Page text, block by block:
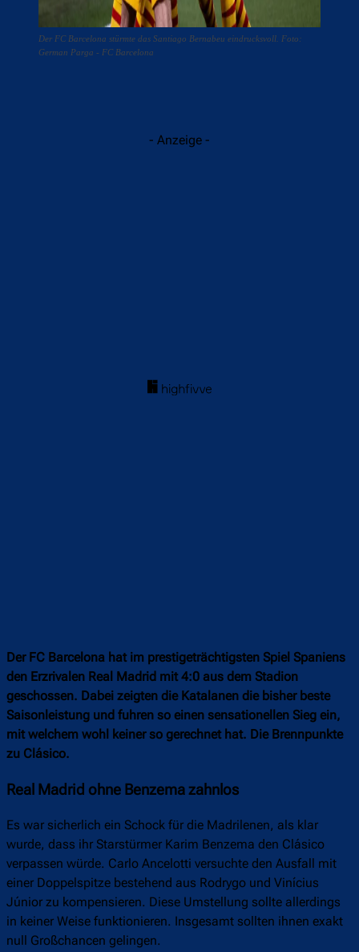
Der FC Barcelona stürmte das Santiago Bernabeu eindrucksvoll. Foto:
German Parga - FC Barcelona
- Anzeige -
Der FC Barcelona hat im prestigeträchtigsten Spiel Spaniens
den Erzrivalen Real Madrid mit 4:0 aus dem Stadion
geschossen. Dabei zeigten die Katalanen die bisher beste
Saisonleistung und fuhren so einen sensationellen Sieg ein,
mit welchem wohl keiner so gerechnet hat. Die Brennpunkte
zu Clásico.
Real Madrid ohne Benzema zahnlos
Es war sicherlich ein Schock für die Madrilenen, als klar
wurde, dass ihr Starstürmer Karim Benzema den Clásico
verpassen würde. Carlo Ancelotti versuchte den Ausfall mit
einer Doppelspitze bestehend aus Rodrygo und Vinícius
Júnior zu kompensieren. Diese Umstellung sollte allerdings
in keiner Weise funktionieren. Insgesamt sollten ihnen exakt
null Großchancen gelingen.